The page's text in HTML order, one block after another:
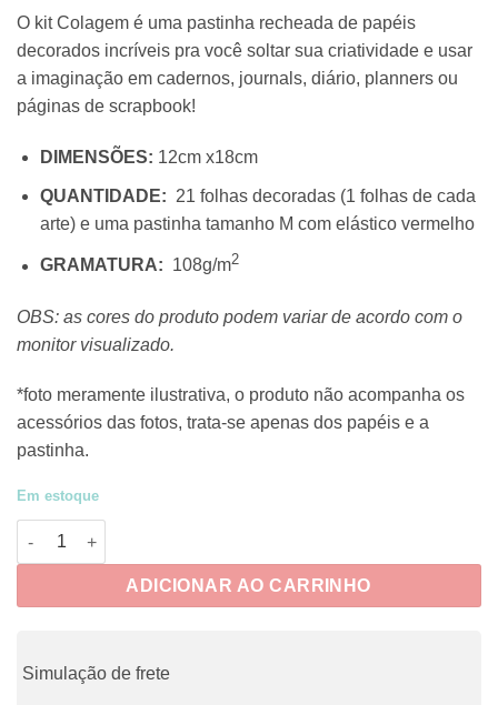
O kit Colagem é uma pastinha recheada de papéis
decorados incríveis pra você soltar sua criatividade e usar
a imaginação em cadernos, journals, diário, planners ou
páginas de scrapbook!
DIMENSÕES: 12cm x18cm
QUANTIDADE: 21 folhas decoradas (1 folhas de cada
arte) e uma pastinha tamanho M com elástico vermelho
GRAMATURA: 108g/m2
OBS: as cores do produto podem variar de acordo com o
monitor visualizado.
*foto meramente ilustrativa, o produto não acompanha os
acessórios das fotos, trata-se apenas dos papéis e a
pastinha.
Em estoque
Kit Colagem Livros Vintage quantidade
ADICIONAR AO CARRINHO
Simulação de frete